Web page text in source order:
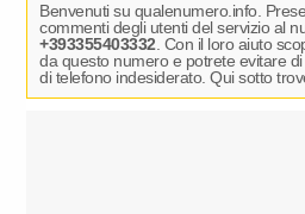
Benvenuti su qualenumero.info.
commenti degli utenti del servizio al
+393355403332 . Con il loro aiuto
da questo numero e potrete evitare
di telefono indesiderato. Qui sotto